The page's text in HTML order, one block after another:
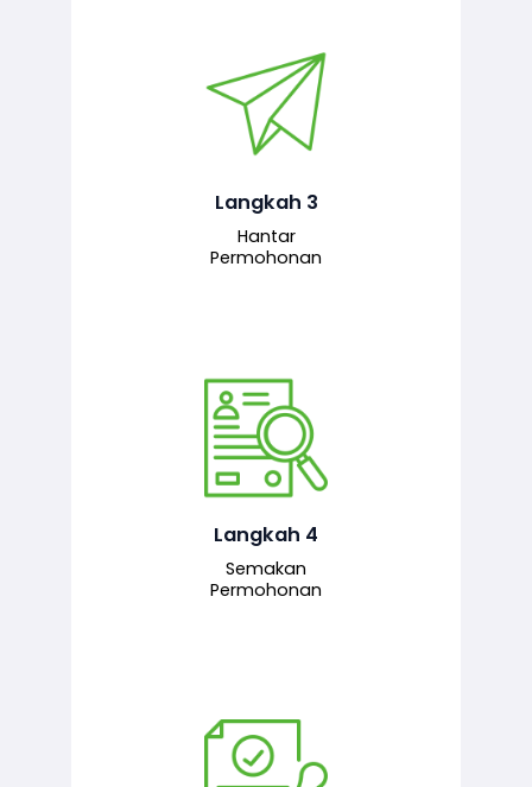
Langkah 3
Hantar
Permohonan
Permohonan yang lengkap dihantar
untuk proses semakan dan
bertanggungjawab.
Langkah 4
Semakan
Permohonan
Pegawai penyemak menyemak
maklumat yang dikemukakan. Jika
semua maklumat adalah lengkap dan
kepada pegawai pelulus untuk
tindakan seterusnya.